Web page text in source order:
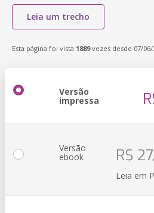
Leia um trecho
Esta página foi vista 1889vezes desde 07/06/
Versão
impressa
Versão
ebook R$
Leia em